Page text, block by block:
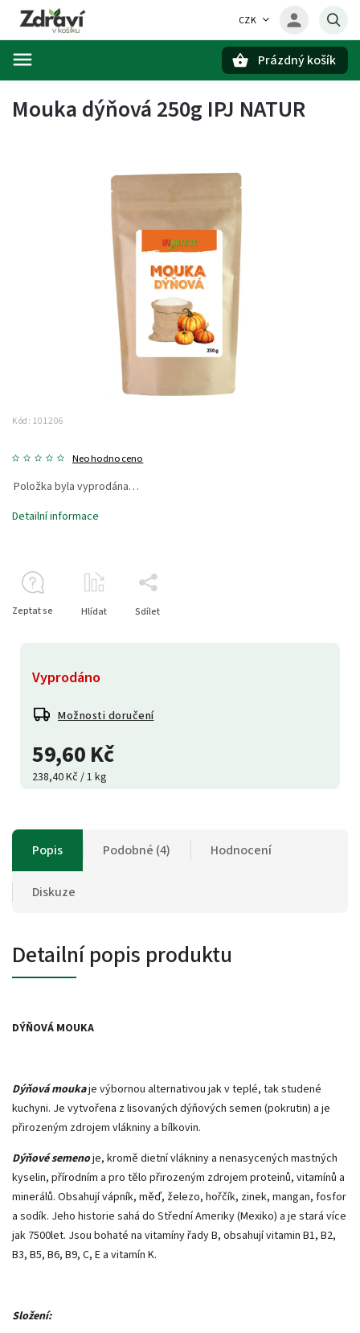
CZK
Prázdný košík
Mouka dýňová 250g IPJ NATUR
Kód: 101206
Neohodnoceno
59,60 Kč
238,40 Kč / 1 kg
Vyprodáno
Možnosti doručení
Položka byla vyprodána…
Detailní informace
Zeptat se Hlídat Sdílet
Popis Podobné (4) Hodnocení
Diskuze
Detailní popis produktu
DÝŇOVÁ MOUKA
Dýňová moukaje výbornou alternativou jak v teplé, tak studené
kuchyni. Je vytvořena z lisovaných dýňových semen (pokrutin) a je
přirozeným zdrojem vlákniny a bílkovin.
Dýňové semenoje, kromě dietní vlákniny a nenasycených mastných
kyselin, přírodním a pro tělo přirozeným zdrojem proteinů, vitamínů a
minerálů. Obsahují vápník, měď, železo, hořčík, zinek, mangan, fosfor
a sodík. Jeho historie sahá do Střední Ameriky (Mexiko) a je stará více
jak 7500let. Jsou bohaté na vitamíny řady B, obsahují vitamin B1, B2,
B3, B5, B6, B9, C, E a vitamín K.
Složení: